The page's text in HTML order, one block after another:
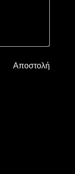
Αποστολή